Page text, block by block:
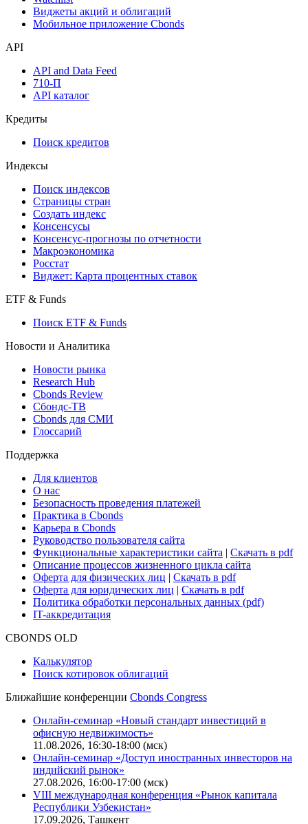
Инструментарий
Мобильное приложение Cbonds
API
API and Data Feed
API каталог
Кредиты
Поиск кредитов
Индексы
Поиск индексов
Страницы стран
Создать индекс
Консенсусы
Макроэкономика
Виджет: Карта процентных ставок
ETF & Funds
Поиск ETF & Funds
Новости и Аналитика
Новости рынка
Research Hub
Сбондс-ТВ
Глоссарий
Поддержка
Для клиентов
О нас
Безопасность проведения платежей
Практика в Cbonds
Карьера в Cbonds
Руководство пользователя сайта
Функциональные характеристики сайта|Скачать в pdf
Описание процессов жизненного цикла сайта
Оферта для юридических лиц
IT-аккредитация
Поиск котировок облигаций
Ближайшие конференцииCbonds Congress
Онлайн-семинар «Новый стандарт инвестиций в
офисную недвижимость»
11.08.2026, 16:30-18:00 (мск)
Онлайн-семинар «Доступ иностранных инвесторов на
индийский рынок»